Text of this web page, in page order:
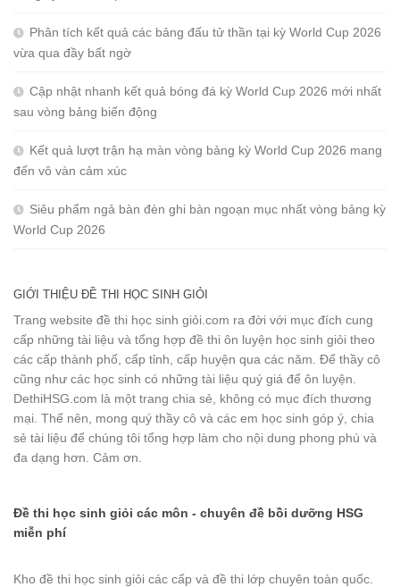
Phân tích kết quả các bảng đấu tử thần tại kỳ World Cup 2026
vừa qua đầy bất ngờ
Cập nhật nhanh kết quả bóng đá kỳ World Cup 2026 mới nhất
sau vòng bảng biến động
Kết quả lượt trận hạ màn vòng bảng kỳ World Cup 2026 mang
đến vô vàn cảm xúc
Siêu phẩm ngả bàn đèn ghi bàn ngoạn mục nhất vòng bảng kỳ
World Cup 2026
GIỚI THIỆU ĐỀ THI HỌC SINH GIỎI
Trang website đề thi học sinh giỏi.com ra đời với mục đích cung
cấp những tài liệu và tổng hợp đề thi ôn luyện học sinh giỏi theo
các cấp thành phố, cấp tỉnh, cấp huyện qua các năm. Để thầy cô
cũng như các học sinh có những tài liệu quý giá để ôn luyện.
DethiHSG.com là một trang chia sẻ, không có mục đích thương
mại. Thế nên, mong quý thầy cô và các em học sinh góp ý, chia
sẻ tài liệu để chúng tôi tổng hợp làm cho nội dung phong phú và
đa dạng hơn. Cảm ơn.
Đề thi học sinh giỏi các môn - chuyên đề bồi dưỡng HSG
miễn phí
Kho đề thi học sinh giỏi các cấp và đề thi lớp chuyên toàn quốc.